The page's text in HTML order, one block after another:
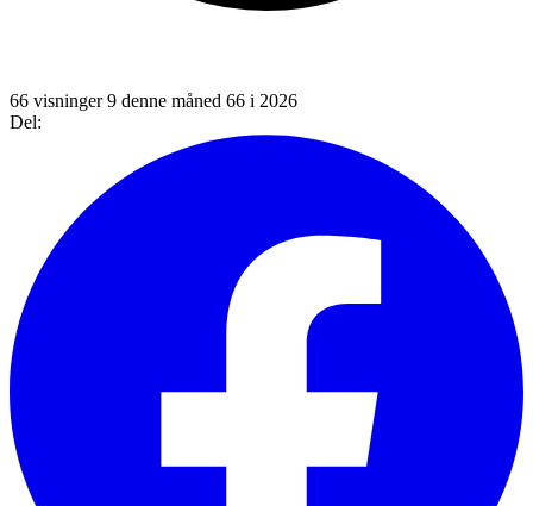
66 visninger9 denne måned 66 i 2026
Del: